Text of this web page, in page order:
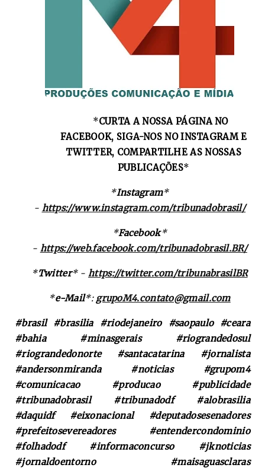
*CURTA A NOSSA PÁGINA NO
FACEBOOK, SIGA-NOS NO INSTAGRAM E
TWITTER, COMPARTILHE AS NOSSAS
PUBLICAÇÕES*
*Instagram*
- https://www.instagram.com/tribunadobrasil/
*Facebook*
- https://web.facebook.com/tribunadobrasil.BR/
*Twitter* -https://twitter.com/tribunabrasilBR
*e-Mail*: grupoM4.contato@gmail.com
#brasil #brasilia #riodejaneiro #saopaulo #ceara
#bahia #minasgerais #riograndedosul
#riograndedonorte #santacatarina #jornalista
#andersonmiranda #noticias #grupom4
#comunicacao #producao #publicidade
#tribunadobrasil #tribunadodf #alobrasilia
#daquidf #eixonacional #deputadosesenadores
#prefeitosevereadores #entendercondominio
#folhadodf #informaconcurso #jknoticias
#jornaldoentorno #maisaguasclaras